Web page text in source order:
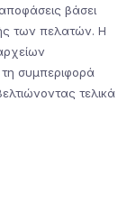
βάσει
των πελατών. Η
τη συμπεριφορά
τελικά